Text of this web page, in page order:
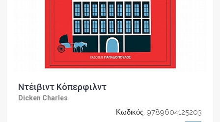
Ντέιβιντ Κόπερφιλντ
Dicken Charles
Κωδικός: 9789604125203